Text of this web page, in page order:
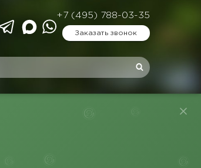
+7 (495) 788-03-35
Заказать звонок